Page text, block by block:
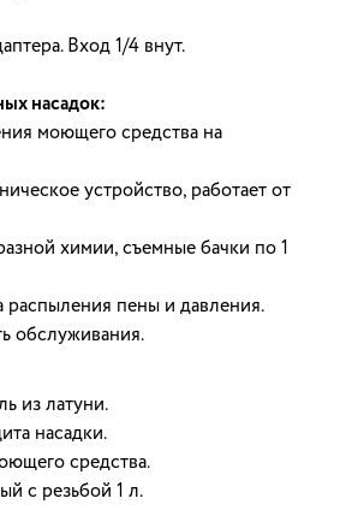
Вход 1/4 внут.
насадок:
моющего средства на
устройство, работает от
химии, съемные бачки по 1
распыления пены и давления.
обслуживания.
из латуни.
насадки.
средства.
с резьбой 1 л.